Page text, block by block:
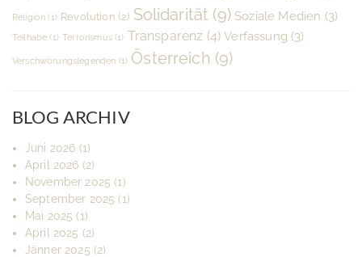
Religion (1) Revolution (2) Solidarität (9) Soziale Medien (3)
Teilhabe (1) Terrorismus(1) Transparenz (4) Verfassung (3)
Verschwörungslegenden (1) Österreich (9)
BLOG ARCHIV
Juni 2026 (1)
April 2026 (2)
November 2025 (1)
September 2025 (1)
Mai 2025 (1)
April 2025 (2)
Jänner 2025 (2)